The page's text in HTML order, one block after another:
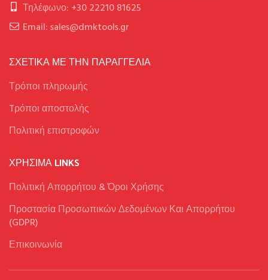
Τηλέφωνο: +30 22210 81625
Email: sales@dmktools.gr
ΣΧΕΤΙΚΑ ΜΕ ΤΗΝ ΠΑΡΑΓΓΕΛΙΑ
Τρόποι πληρωμής
Tρόποι αποστολής
Πολιτική επιστροφών
ΧΡΉΣΙΜΑ LINKS
Πολιτική Απορρήτου & Όροι Χρήσης
Προστασία Προσωπικών Δεδομένων Και Απορρήτου
(GDPR)
Επικοινωνία